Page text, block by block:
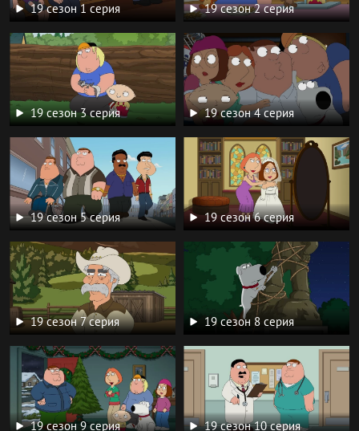
19 сезон 1 серия 19 сезон 2 серия
19 сезон 3 серия 19 сезон 4 серия
19 сезон 5 серия 19 сезон 6 серия
19 сезон 7 серия 19 сезон 8 серия
19 сезон 9 серия 19 сезон 10 серия